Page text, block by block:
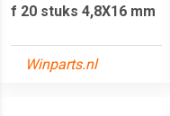
f 20 stuks 4,8X16 mm
Winparts.nl